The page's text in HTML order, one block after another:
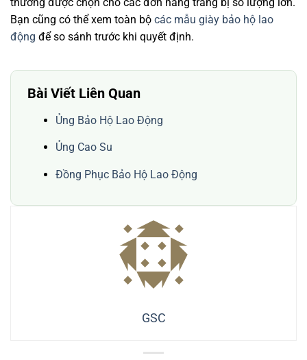
Bạn cũng có thể xem toàn bộ các mẫu giày bảo hộ lao
động để so sánh trước khi quyết định.
Bài Viết Liên Quan
Ủng Bảo Hộ Lao Động
Ủng Cao Su
Đồng Phục Bảo Hộ Lao Động
GSC